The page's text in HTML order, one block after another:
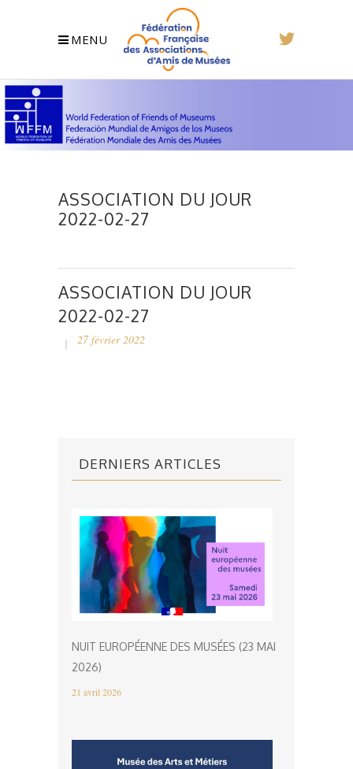
MENU
ASSOCIATION DU JOUR
2022-02-27
ASSOCIATION DU JOUR
2022-02-27
27 février 2022
DERNIERS ARTICLES
NUIT EUROPÉENNE DES MUSÉES (23 MAI
2026)
21 avril 2026